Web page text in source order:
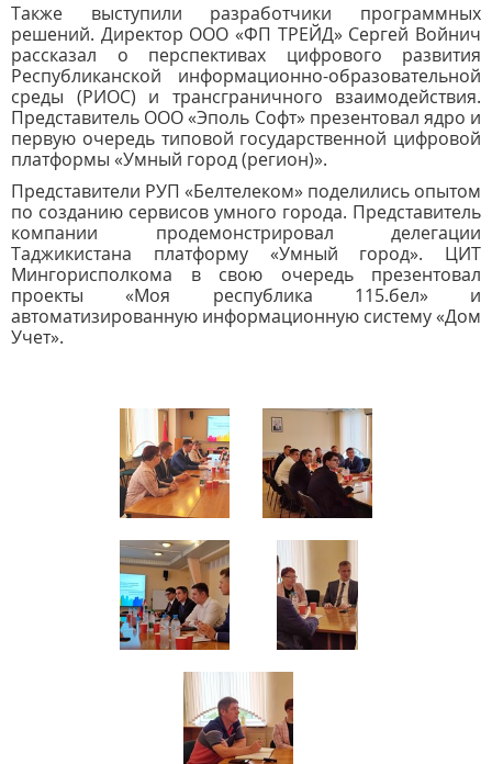
Также выступили разработчики программных
решений. Директор ООО «ФП ТРЕЙД» Сергей Войнич
рассказал о перспективах цифрового развития
Республиканской информационно-образовательной
среды (РИОС) и трансграничного взаимодействия.
Представитель ООО «Эполь Софт» презентовал ядро и
первую очередь типовой государственной цифровой
платформы «Умный город (регион)».
Представители РУП «Белтелеком» поделились опытом
по созданию сервисов умного города. Представитель
компании продемонстрировал делегации
Таджикистана платформу «Умный город». ЦИТ
Мингорисполкома в свою очередь презентовал
проекты «Моя республика 115.бел» и
автоматизированную информационную систему «Дом
Учет».